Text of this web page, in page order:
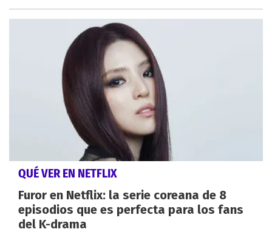
QUÉ VER EN NETFLIX
Furor en Netflix: la serie coreana de 8
episodios que es perfecta para los fans
del K-drama